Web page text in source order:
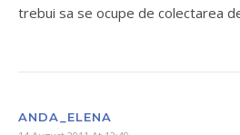
trebui sa se ocupe de colectarea
ANDA_ELENA